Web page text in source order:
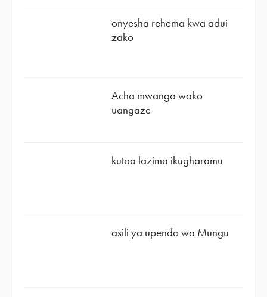
onyesha rehema kwa adui
zako
Acha mwanga wako
uangaze
kutoa lazima ikugharamu
asili ya upendo wa Mungu